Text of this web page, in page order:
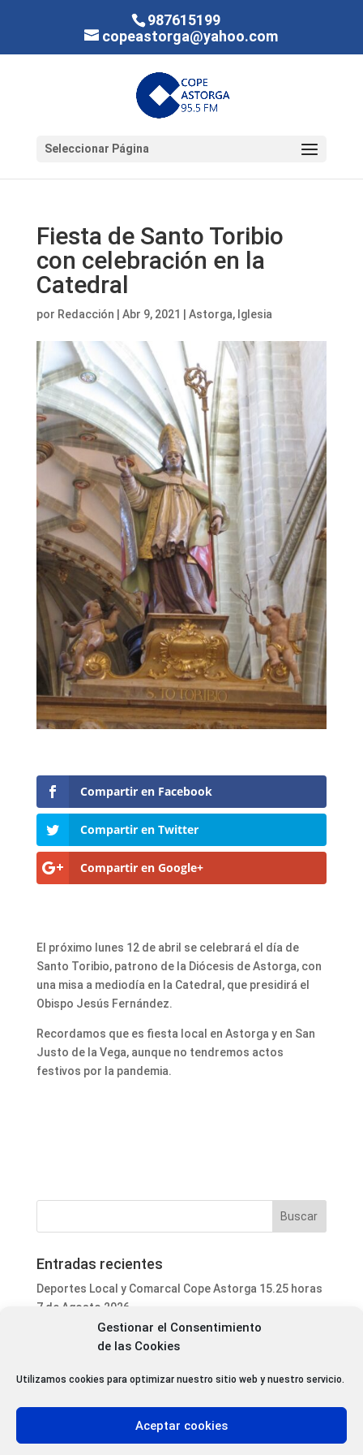
Gestionar el Consentimiento
de las Cookies
Utilizamos cookies para optimizar nuestro sitio web y nuestro servicio.
Aceptar cookies
987615199
copeastorga@yahoo.com
Seleccionar Página
Fiesta de Santo Toribio
con celebración en la
Catedral
por Redacción Abr 9, 2021 Astorga, Iglesia
Compartir en Facebook
Compartir en Twitter
Compartir en Google+
El próximo lunes 12 de abril se celebrará el día de
Santo Toribio, patrono de la Diócesis de Astorga, con
una misa a mediodía en la Catedral, que presidirá el
Obispo Jesús Fernández.
Recordamos que es fiesta local en Astorga y en San
Justo de la Vega, aunque no tendremos actos
festivos por la pandemia.
Entradas recientes
Deportes Local y Comarcal Cope Astorga 15.25 horas
7 de Agosto 2026
Informativo Mediodía Cope Astorga 14.20 horas 7 de
Agosto 2026
San Justo de la Vega acoge este fin de semana un
Programa Local Cope Astorga 7 de Agosto 2026